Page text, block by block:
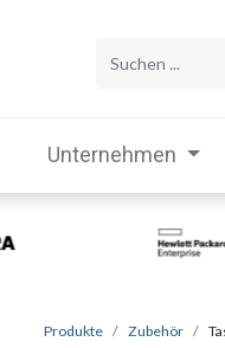
Unternehmen
Produkte Zubehör